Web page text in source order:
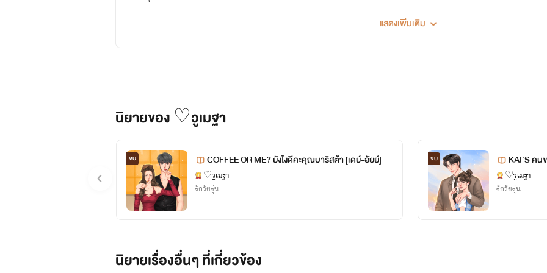
แสดงเพิ่มเติม
นิยายของ ♡วูเมฐา
จบ COFFEE OR ME? ยังไงดีคะคุณบาริสต้า [เดย์-อัยย์]
♡วูเมฐา
รักวัยรุ่น
จบ KAI'S คน
♡วูเมฐา
รักวัยรุ่น
นิยายเรื่องอื่นๆ ที่เกี่ยวข้อง